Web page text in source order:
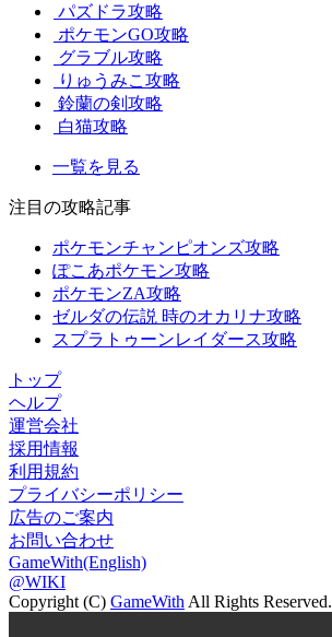
パズドラ攻略
ポケモンGO攻略
グラブル攻略
りゅうみこ攻略
鈴蘭の剣攻略
白猫攻略
一覧を見る
注目の攻略記事
ポケモンチャンピオンズ攻略
ぽこあポケモン攻略
ポケモンZA攻略
ゼルダの伝説 時のオカリナ攻略
スプラトゥーンレイダース攻略
トップ
ヘルプ
運営会社
採用情報
利用規約
プライバシーポリシー
広告のご案内
お問い合わせ
GameWith(English)
@WIKI
Copyright (C) GameWith All Rights Reserved.